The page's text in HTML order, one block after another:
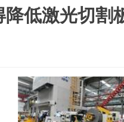
低激光切割